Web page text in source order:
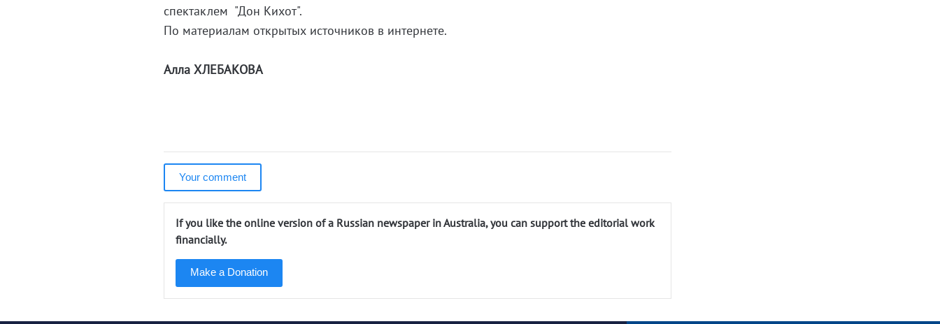
спектаклем "Дон Кихот".
По материалам открытых источников в интернете.
Алла ХЛЕБАКОВА
Your comment
If you like the online version of a Russian newspaper in Australia, you can support the editorial work
financially.
Make a Donation